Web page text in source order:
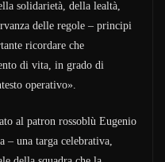
solidarietà, della lealtà,
delle regole – principi
ricordare che
di vita, in grado di
operativo».
al patron rossoblù Eugenio
– una targa celebrativa,